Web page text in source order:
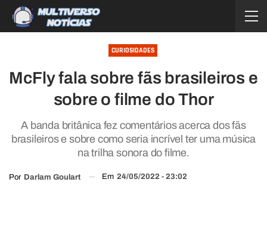
CURIOSIDADES
McFly fala sobre fãs brasileiros e
sobre o filme do Thor
A banda britânica fez comentários acerca dos fãs
brasileiros e sobre como seria incrível ter uma música
na trilha sonora do filme.
Por Darlam Goulart Em 24/05/2022 - 23:02